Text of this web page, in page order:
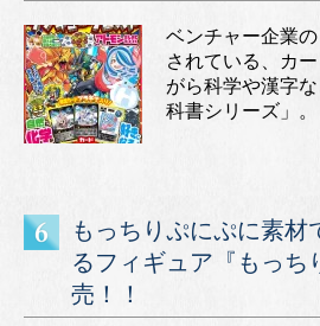
ベンチャー企業
されている、カ
がら科学や漢字
科書シリーズ」
もっちりぷにぷに素材
るフィギュア『もっち
売！！